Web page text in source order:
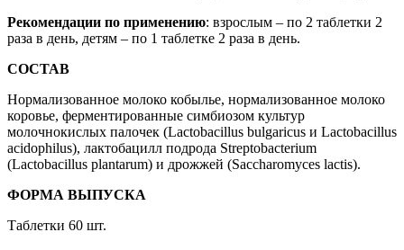
Рекомендации по применению: взрослым – по 2 таблетки 2
раза в день, детям – по 1 таблетке 2 раза в день.
СОСТАВ
Нормализованное молоко кобылье, нормализованное молоко
коровье, ферментированные симбиозом культур
молочнокислых палочек (Lactobacillus bulgaricus и Lactobacillus
acidophilus), лактобацилл подрода Streptobacterium
(Lactobacillus plantarum) и дрожжей (Saccharomyces lactis).
ФОРМА ВЫПУСКА
Таблетки 60 шт.